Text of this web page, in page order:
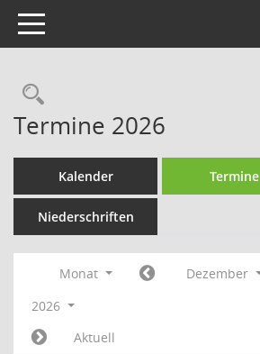
Toggle navigation
Rechercheauswahl
Termine 2026
Kalender Termine
Niederschriften
Monat
Dezember
2026
Aktuell